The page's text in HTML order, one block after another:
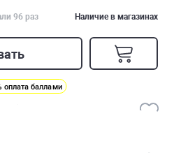
96 раз Наличие в магазинах
оплата баллами